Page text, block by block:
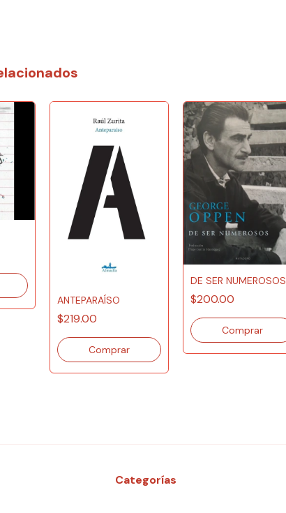
ANTEPARAÍSO
$219.00
DE SER NUMEROSOS
$200.00
Categorías